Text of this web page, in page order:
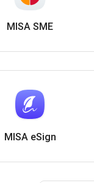
MISA SME
MISA eSign